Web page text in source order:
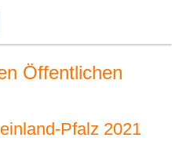
Öffentlichen
Pfalz 2021